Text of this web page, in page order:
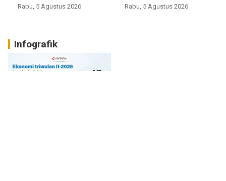
Rabu, 5 Agustus 2026 Rabu, 5 Agustus 2026
Infografik